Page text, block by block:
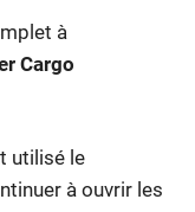
à
Cargo
utilisé le
à ouvrir les